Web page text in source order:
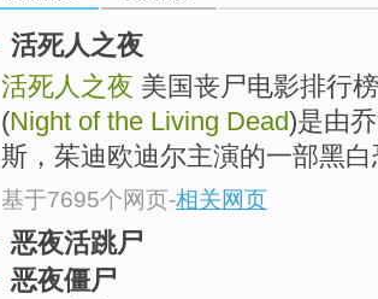
活死人之夜
活死人之夜 美国丧尸电影排行
(Night of the Living Dead)是由
斯，茱迪欧迪尔主演的一部黑
基于7695个网页-相关网页
恶夜活跳尸
恶夜僵尸